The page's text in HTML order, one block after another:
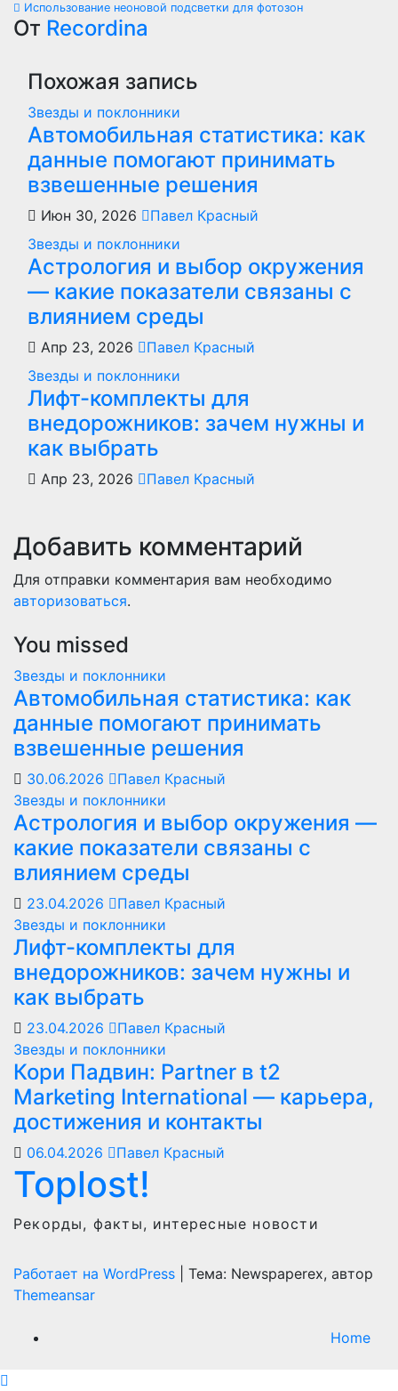
Использование неоновой подсветки для фотозон
От Recordina
Похожая запись
Звезды и поклонники
Автомобильная статистика: как
данные помогают принимать
взвешенные решения
Июн 30, 2026
Павел Красный
Звезды и поклонники
Астрология и выбор окружения
— какие показатели связаны с
влиянием среды
Апр 23, 2026
Павел Красный
Звезды и поклонники
Лифт-комплекты для
внедорожников: зачем нужны и
как выбрать
Апр 23, 2026 Павел Красный
Добавить комментарий
Для отправки комментария вам необходимо
авторизоваться.
You missed
Звезды и поклонники
Автомобильная статистика: как
данные помогают принимать
взвешенные решения
30.06.2026
Павел Красный
Звезды и поклонники
Астрология и выбор окружения —
какие показатели связаны с
влиянием среды
23.04.2026
Павел Красный
Звезды и поклонники
Лифт-комплекты для
внедорожников: зачем нужны и
как выбрать
23.04.2026
Павел Красный
Звезды и поклонники
Кори Падвин: Partner в t2
Marketing International — карьера,
достижения и контакты
06.04.2026 Павел Красный
Toplost!
Рекорды, факты, интересные новости
Работает на WordPress
Тема: Newspaperex, автор
Themeansar
Home